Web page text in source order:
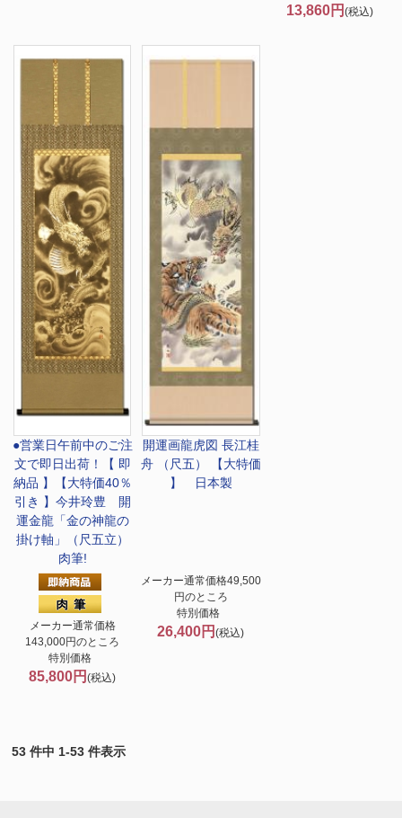
13,860円 (税込)
●営業日午前中のご注
文で即日出荷！
【 即
納品 】【大特価40％
引き 】今井玲豊 開
運金龍「金の神龍の
掛け軸」（尺五立）
肉筆!
メーカー通常価格
143,000円のところ
特別価格
85,800円(税込)
開運画龍虎図 長江桂
舟 （尺五） 【大特価
】 日本製
メーカー通常価格49,500
円のところ
特別価格
26,400円(税込)
53 件中 1-53 件表示